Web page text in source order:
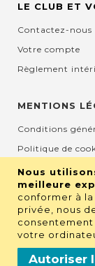
Nous
meilleure
conformer à
privée, nous
votre
Autoriser
LE CLUB ET
Contactez-nous
Votre compte
Règlement
MENTIONS
Conditions
Politique de
Mentions
Protection de la
RETROUVEZ